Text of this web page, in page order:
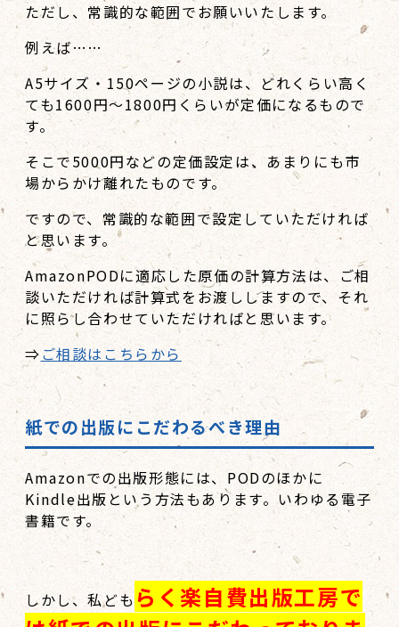
ただし、常識的な範囲でお願いいたします。
例えば……
A5サイズ・150ページの小説は、どれくらい高く
ても1600円～1800円くらいが定価になるもので
す。
そこで5000円などの定価設定は、あまりにも市
場からかけ離れたものです。
ですので、常識的な範囲で設定していただければ
と思います。
AmazonPODに適応した原価の計算方法は、ご相
談いただければ計算式をお渡ししますので、それ
に照らし合わせていただければと思います。
⇒ご相談はこちらから
紙での出版にこだわるべき理由
Amazonでの出版形態には、PODのほかに
Kindle出版という方法もあります。いわゆる電子
書籍です。
しかし、私ども らく楽自費出版工房で